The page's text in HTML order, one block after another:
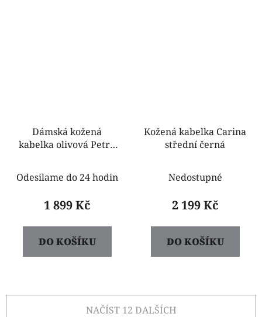
Dámská kožená
kabelka olivová Petra
Odesilame do 24 hodin
1 899 Kč
DO KOŠÍKU
Kožená kabelka Carina
střední černá
Nedostupné
2 199 Kč
DO KOŠÍKU
NAČÍST 12 DALŠÍCH